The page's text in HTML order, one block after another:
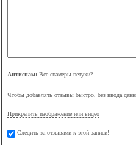
Антиспам: Все спамеры петухи?
Чтобы добавлять отзывы быстро, без ввода
Прикрепить изображение или видео
Следить за отзывами к этой записи!